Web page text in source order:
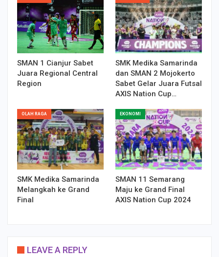
SMAN 1 Cianjur Sabet
Juara Regional Central
Region
SMK Medika Samarinda
dan SMAN 2 Mojokerto
Sabet Gelar Juara Futsal
AXIS Nation Cup…
OLAH RAGA
SMK Medika Samarinda
Melangkah ke Grand
Final
EKONOMI
SMAN 11 Semarang
Maju ke Grand Final
AXIS Nation Cup 2024
LEAVE A REPLY